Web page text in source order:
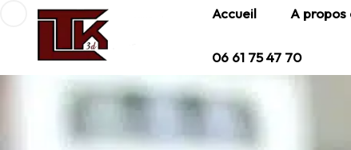
Accueil A propos
06 61 75 47 70